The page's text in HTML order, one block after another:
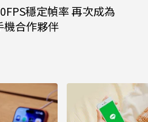
穩定幀率 再次成為
機合作夥伴